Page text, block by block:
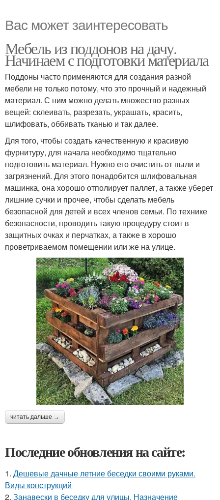
Вас может заинтересовать
Мебель из поддонов на дачу.
Начинаем с подготовки материала
Поддоны часто применяются для создания разной
мебели не только потому, что это прочный и надежный
материал. С ним можно делать множество разных
вещей: склеивать, разрезать, украшать, красить,
шлифовать, оббивать тканью и так далее.
Для того, чтобы создать качественную и красивую
фурнитуру, для начала необходимо тщательно
подготовить материал. Нужно его очистить от пыли и
загрязнений. Для этого понадобится шлифовальная
машинка, она хорошо отполирует паллет, а также уберет
лишние сучки и прочее, чтобы сделать мебель
безопасной для детей и всех членов семьи. По технике
безопасности, проводить такую процедуру стоит в
защитных очках и перчатках, а также в хорошо
проветриваемом помещении или же на улице.
читать дальше →
Последние обновления на сайте:
1. Дешевые дачные летние беседки своими руками.
Виды конструкций
2. Занавески в беседку для улицы. Назначение